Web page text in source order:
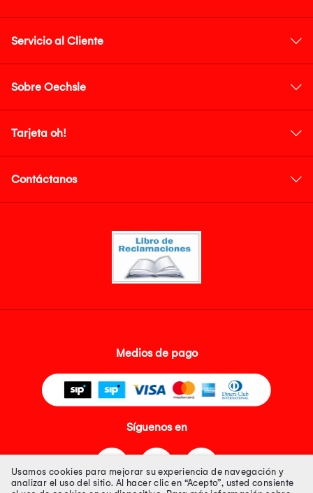
Servicio al Cliente
Sobre Oechsle
Tarjeta oh!
Contáctanos
Medios de pago
Síguenos en
Usamos cookies para mejorar su experiencia de navegación y
analizar el uso del sitio. Al hacer clic en “Acepto”, usted consiente